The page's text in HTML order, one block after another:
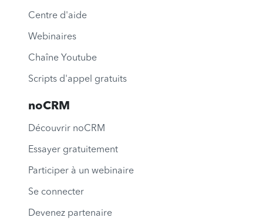
Centre d'aide
Webinaires
Chaîne Youtube
Scripts d'appel gratuits
noCRM
Découvrir noCRM
Essayer gratuitement
Participer à un webinaire
Se connecter
Devenez partenaire